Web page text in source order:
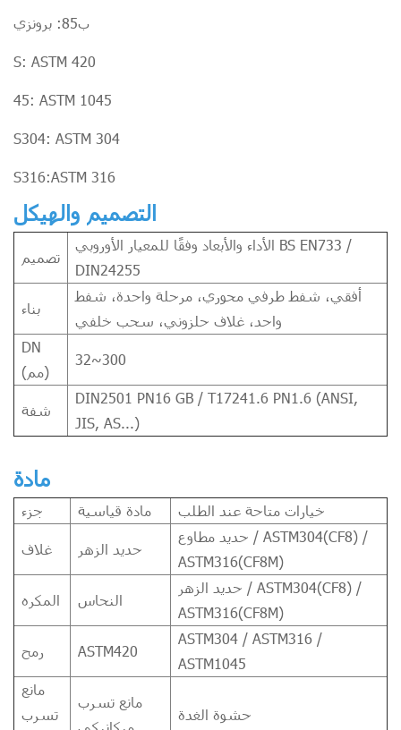
ب85: برونزي
S: ASTM 420
45: ASTM 1045
S304: ASTM 304
S316:ASTM 316
التصميم والهيكل
تصميم
الأداء والأبعاد وفقًا للمعيار الأوروبي BS EN733 /
DIN24255
بناء
أفقي، شفط طرفي محوري، مرحلة واحدة، شفط
واحد، غلاف حلزوني، سحب خلفي
DN
(مم)
32~300
شفة
DIN2501 PN16 GB / T17241.6 PN1.6 (ANSI,
JIS, AS...)
مادة
جزء مادة قياسية خيارات متاحة عند الطلب
غلاف حديد الزهر
حديد مطاوع / ASTM304(CF8) /
ASTM316(CF8M)
المكره النحاس
حديد الزهر / ASTM304(CF8) /
ASTM316(CF8M)
رمح ASTM420
ASTM304 / ASTM316 /
ASTM1045
مانع
تسرب
مانع تسرب
حشوة الغدة